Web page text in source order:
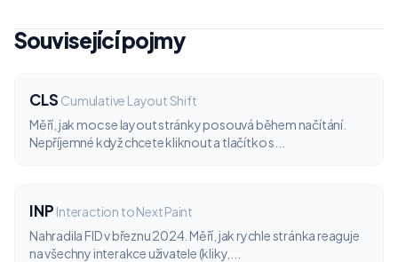
Související pojmy
CLS Cumulative Layout Shift
Měří, jak moc se layout stránky posouvá během načítání.
Nepříjemné když chcete kliknout a tlačítko s...
INP Interaction to Next Paint
Nahradila FID v březnu 2024. Měří, jak rychle stránka reaguje
na všechny interakce uživatele (kliky,...